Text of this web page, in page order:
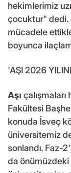
hekimlerimiz
çocuktur" dedi.
mücadele
boyunca
'AŞI 2026
Aşı çalışmaları
Fakültesi
konuda İsveç
üniversitemiz
sonlandı. Faz-
da önümüzdeki